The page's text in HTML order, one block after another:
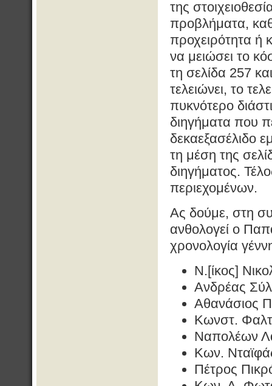
της
προβλήματα,
προχειρότητα ή
να μειώσει το
τη σελίδα 257
τελειώνει, το
πυκνότερο
διηγήματα που
δεκαεξασέλιδο
τη μέση της
διηγήματος.
περιεχομένων.
Ας δούμε, στη
ανθολογεί ο
χρονολογία
Ν.[ίκος]
Ανδρέας
Αθανάσιος
Κωνστ.
Ναπολέων
Κων.
Πέτρος